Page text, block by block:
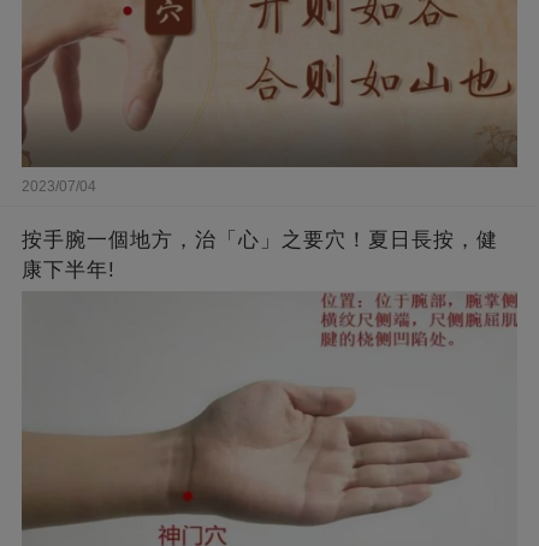
2023/07/04
按手腕一個地方，治「心」之要穴！夏日長按，健
康下半年!